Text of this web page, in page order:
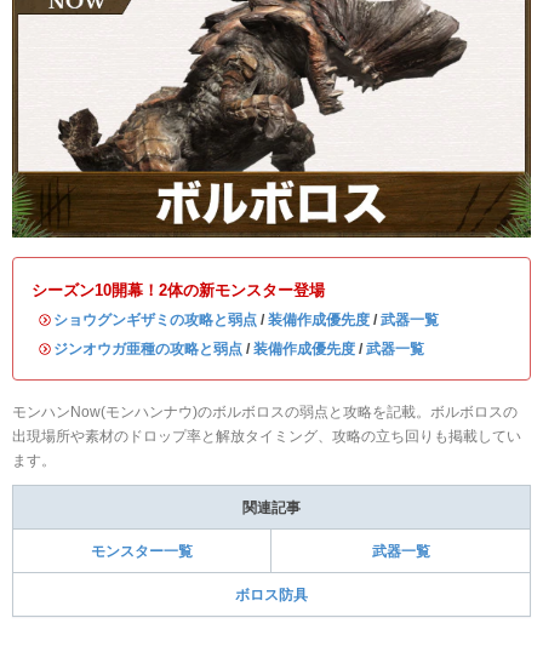
シーズン10開幕！2体の新モンスター登場
・ ショウグンギザミの攻略と弱点 / 装備作成優先度 / 武器一覧
・ ジンオウガ亜種の攻略と弱点 / 装備作成優先度 / 武器一覧
モンハンNow(モンハンナウ)のボルボロスの弱点と攻略を記載。ボルボロスの
出現場所や素材のドロップ率と解放タイミング、攻略の立ち回りも掲載してい
ます。
関連記事
モンスター一覧 武器一覧
ボロス防具